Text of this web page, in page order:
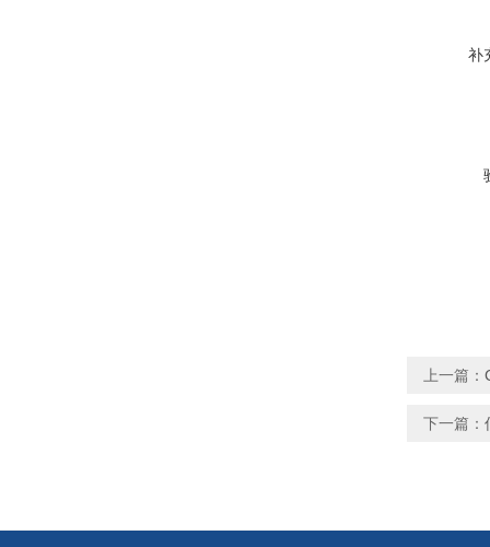
补
上一篇：
下一篇：